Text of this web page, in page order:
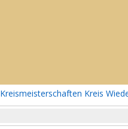
Kreismeisterschaften Kreis